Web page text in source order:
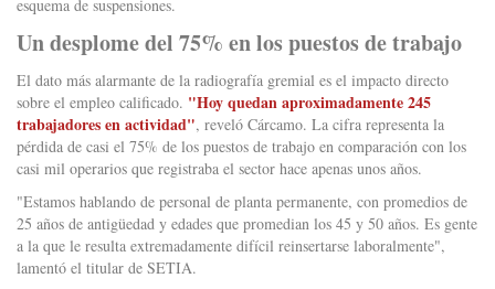
esquema de suspensiones.
Un desplome del 75% en los puestos de trabajo
El dato más alarmante de la radiografía gremial es el impacto directo
sobre el empleo calificado. "Hoy quedan aproximadamente 245
trabajadores en actividad", reveló Cárcamo. La cifra representa la
pérdida de casi el 75% de los puestos de trabajo en comparación con los
casi mil operarios que registraba el sector hace apenas unos años.
"Estamos hablando de personal de planta permanente, con promedios de
25 años de antigüedad y edades que promedian los 45 y 50 años. Es gente
a la que le resulta extremadamente difícil reinsertarse laboralmente",
lamentó el titular de SETIA.